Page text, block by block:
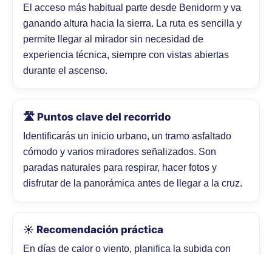
El acceso más habitual parte desde Benidorm y va
ganando altura hacia la sierra. La ruta es sencilla y
permite llegar al mirador sin necesidad de
experiencia técnica, siempre con vistas abiertas
durante el ascenso.
🛣️ Puntos clave del recorrido
Identificarás un inicio urbano, un tramo asfaltado
cómodo y varios miradores señalizados. Son
paradas naturales para respirar, hacer fotos y
disfrutar de la panorámica antes de llegar a la cruz.
☀️ Recomendación práctica
En días de calor o viento, planifica la subida con